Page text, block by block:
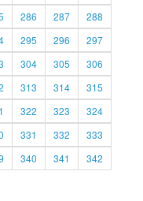
286 287
288
295 296
297
304 305
306
313 314
315
322 323
324
331 332
333
340 341
342